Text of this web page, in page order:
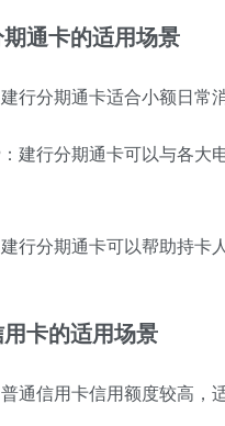
通卡的适用场景
行分期通卡适合小额日常
建行分期通卡可以与各大
行分期通卡可以帮助持卡
卡的适用场景
通信用卡信用额度较高，